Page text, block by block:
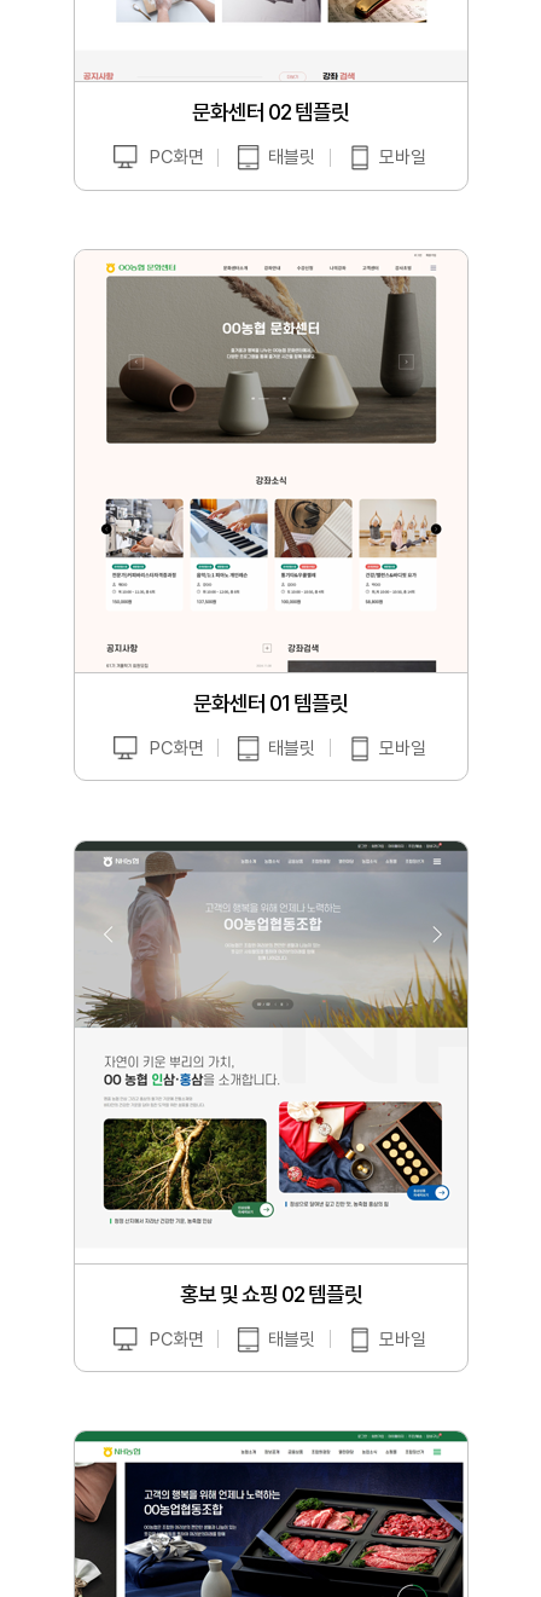
문화센터 02 템플릿
PC화면 태블릿 모바일
문화센터 01 템플릿
PC화면 태블릿 모바일
홍보 및 쇼핑 02 템플릿
PC화면 태블릿 모바일